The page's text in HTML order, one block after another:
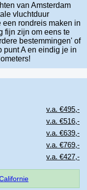
van Amsterdam
vluchtduur
een rondreis maken in
fijn zijn om eens te
bestemmingen' of
punt A en eindig je in
v.a. €495,-
v.a. €516,-
v.a. €639,-
v.a. €769,-
v.a. €427,-